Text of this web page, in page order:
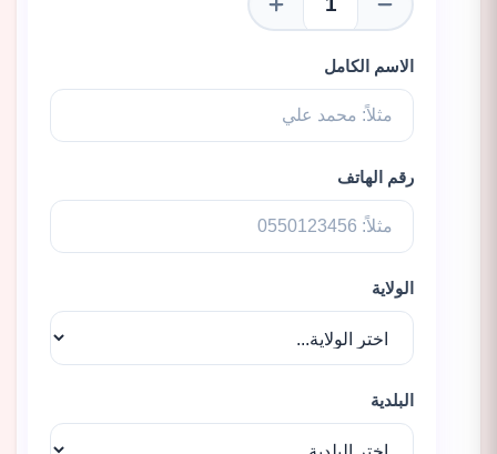
الاسم الكامل
رقم الهاتف
الولاية
البلدية